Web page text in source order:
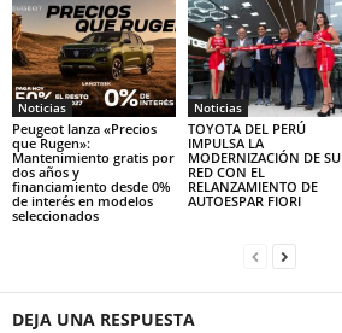
Noticias
Peugeot lanza «Precios
que Rugen»:
Mantenimiento gratis por
dos años y
financiamiento desde 0%
de interés en modelos
seleccionados
Noticias
TOYOTA DEL PERÚ
IMPULSA LA
MODERNIZACIÓN DE SU
RED CON EL
RELANZAMIENTO DE
AUTOESPAR FIORI
DEJA UNA RESPUESTA